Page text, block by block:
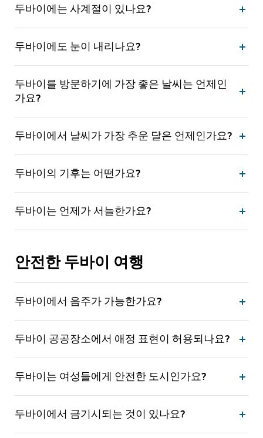
두바이에는 사계절이 있나요?
두바이에도 눈이 내리나요?
두바이를 방문하기에 가장 좋은 날씨는 언제인
가요?
두바이에서 날씨가 가장 추운 달은 언제인가요?
두바이의 기후는 어떤가요?
두바이는 언제가 서늘한가요?
안전한 두바이 여행
두바이에서 음주가 가능한가요?
두바이 공공장소에서 애정 표현이 허용되나요?
두바이는 여성들에게 안전한 도시인가요?
두바이에서 금기시되는 것이 있나요?